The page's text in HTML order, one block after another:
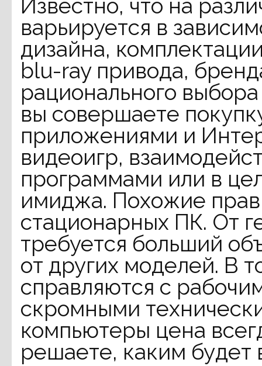
Известно, что на
варьируется в
дизайна,
blu-ray привода,
рационального
вы совершаете
приложениями и
видеоигр,
программами или в
имиджа. Похожие
стационарных ПК. От
требуется больший
от других моделей. В
справляются с
скромными
компьютеры цена
решаете, каким будет